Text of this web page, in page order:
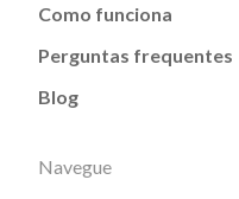
Como funciona
Perguntas frequentes
Blog
Navegue